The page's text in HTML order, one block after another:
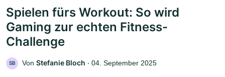
Spielen fürs Workout: So wird
Gaming zur echten Fitness-
Challenge
SB Von Stefanie Bloch ‧ 04. September 2025